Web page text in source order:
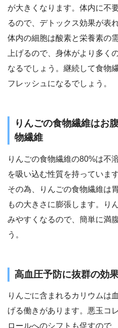
が大きくなります。体内に不
るので、デトックス効果が表
体内の細胞は酸素と栄養素の
上げるので、身体がより多く
なるでしょう。継続して食物
フレッシュになるでしょう。
りんごの食物繊維はお
物繊維
りんごの食物繊維の80%は不
を吸い込む性質を持っています
その為、りんごの食物繊維は
もの大きさに膨張します。り
みやすくなるので、簡単に満
う。
高血圧予防に抜群の効
りんごに含まれるカリウムは
げる働きがあります。悪玉コ
ロールへのシフトも促すので